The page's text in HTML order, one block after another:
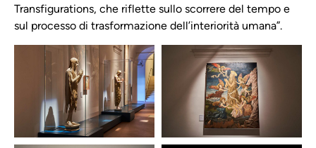
Transfigurations, che riflette sullo scorrere del tempo e
sul processo di trasformazione dell’interiorità umana”.